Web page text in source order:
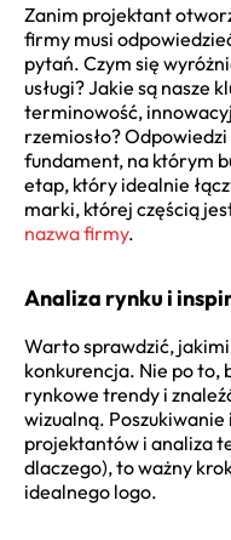
Zanim projektant
firmy musi
pytań. Czym się
usługi? Jakie są nasze
terminowość,
rzemiosło?
fundament, na którym
etap, który idealnie
marki, której częścią
nazwa firmy.
Analiza rynku i
Warto sprawdzić,
konkurencja. Nie po to,
rynkowe trendy i
wizualną.
projektantów i analiza
dlaczego), to ważny
idealnego logo.